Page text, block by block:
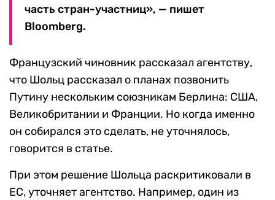
часть стран-участниц», — пишет
Bloomberg.
Французский чиновник рассказал агентству,
что Шольц рассказал о планах позвонить
Путину нескольким союзникам Берлина: США,
Великобритании и Франции. Но когда именно
он собирался это сделать, не уточнялось,
говорится в статье.
При этом решение Шольца раскритиковали в
ЕС, уточняет агентство. Например, один из